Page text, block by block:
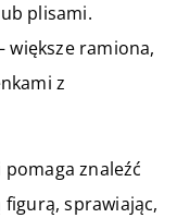
plisami.
większe ramiona,
z
znaleźć
sprawiając,